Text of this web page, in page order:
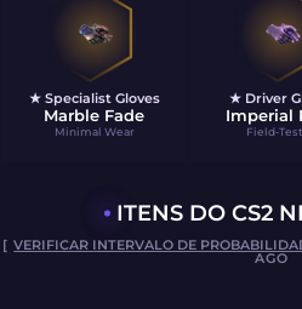
★ Specialist Gloves
Marble Fade
Minimal Wear
★ Driver
Imperial
Field-
ITENS DO CS2
[VERIFICAR INTERVALO DE
AGO